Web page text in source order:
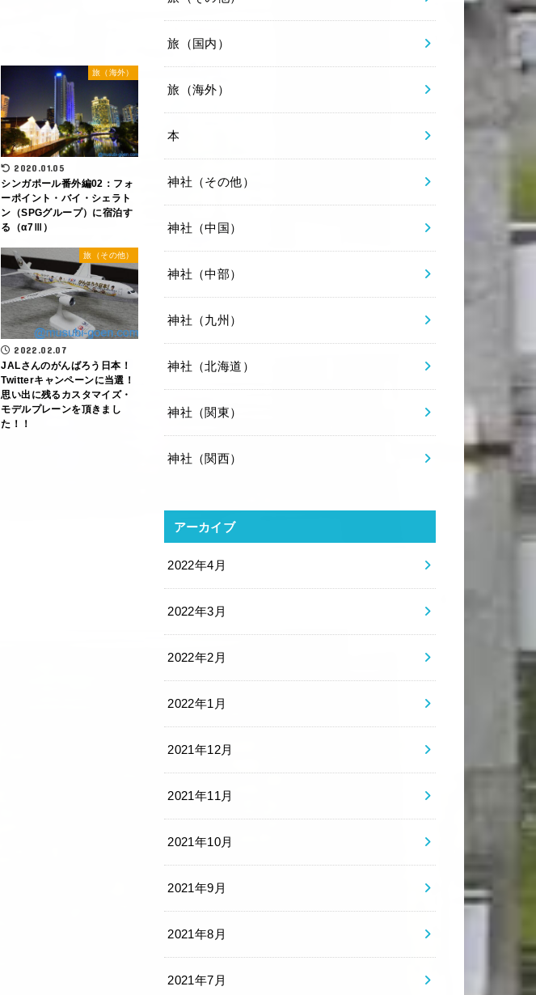
旅（海外）
2020.01.05
シンガポール番外編02：フォ
ーポイント・バイ・シェラト
ン（SPGグループ）に宿泊す
る（α7Ⅲ）
旅（その他）
2022.02.07
JALさんのがんばろう日本！
Twitterキャンペーンに当選！
思い出に残るカスタマイズ・
モデルプレーンを頂きまし
た！！
旅（国内）
旅（海外）
本
神社（その他）
神社（中国）
神社（中部）
神社（九州）
神社（北海道）
神社（関東）
神社（関西）
アーカイブ
2022年4月
2022年3月
2022年2月
2022年1月
2021年12月
2021年11月
2021年10月
2021年9月
2021年8月
2021年7月